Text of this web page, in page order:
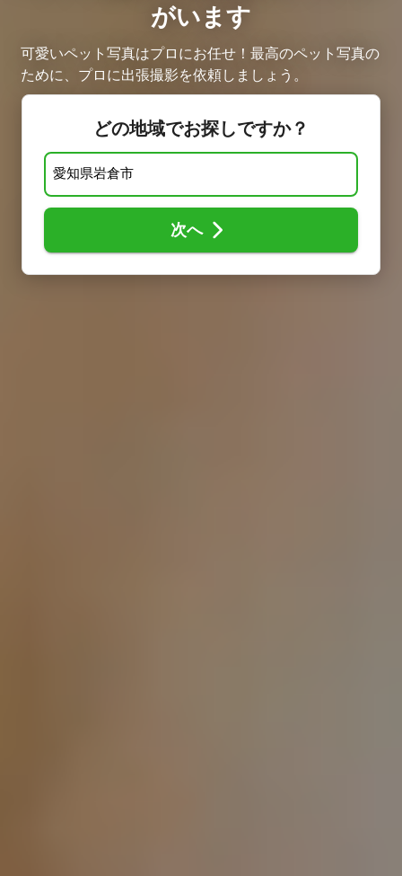
がいます
可愛いペット写真はプロにお任せ！最高のペット写真の
ために、プロに出張撮影を依頼しましょう。
どの地域でお探しですか？
次へ